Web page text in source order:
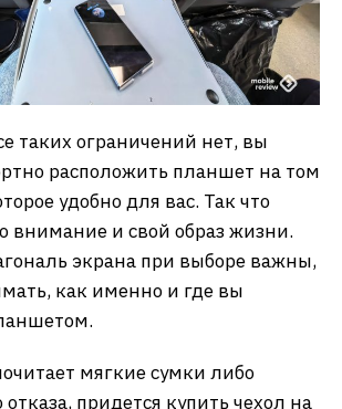
таких ограничений нет, вы
расположить планшет на том
удобно для вас. Так что
внимание и свой образ жизни.
экрана при выборе важны,
как именно и где вы
мягкие сумки либо
отказа, придется купить чехол на